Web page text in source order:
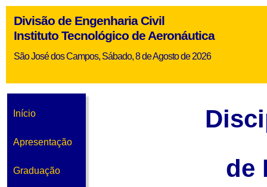
Divisão de Engenharia Civil
Instituto Tecnológico de Aeronáutica
São José dos Campos, Sábado, 8 de Agosto de 2026
Início
Apresentação
Graduação
de